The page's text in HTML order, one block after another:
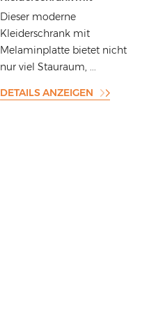
Melaminpaneelen und
Dieser moderne
Kleiderschrank mit
Melaminplatte bietet nicht
nur viel Stauraum, ...
DETAILS ANZEIGEN